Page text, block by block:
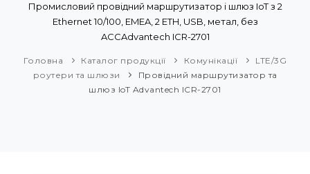
НОВИНИ
Промисловий провідний маршрутизатор і шлюз IoT з 2
Ethernet 10/100, EMEA, 2 ETH, USB, метал, без
ACCAdvantech ICR-2701
Головна Каталог продукції Комунікації
LTE/3G
роутери та шлюзи
Провідний маршрутизатор та
шлюз IoT Advantech ICR-2701